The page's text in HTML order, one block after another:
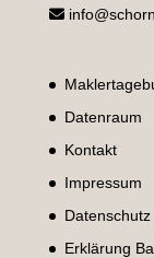
Datenraum
Kontakt
Impressum
Datenschutz
Erklärung